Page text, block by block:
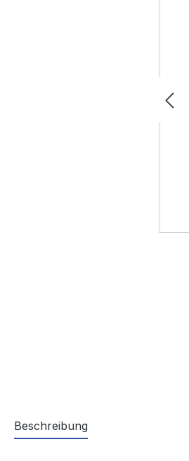
Beschreibung